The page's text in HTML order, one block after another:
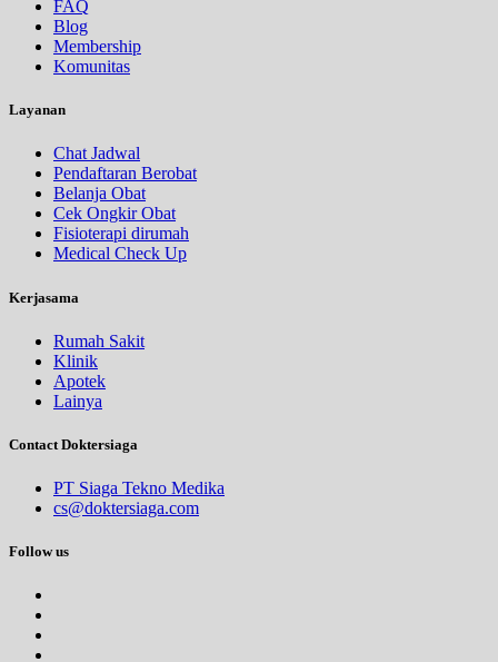
FAQ
Blog
Membership
Komunitas
Layanan
Chat Jadwal
Pendaftaran Berobat
Belanja Obat
Cek Ongkir Obat
Fisioterapi dirumah
Medical Check Up
Kerjasama
Rumah Sakit
Klinik
Apotek
Lainya
Contact Doktersiaga
PT Siaga Tekno Medika
cs@doktersiaga.com
Follow us